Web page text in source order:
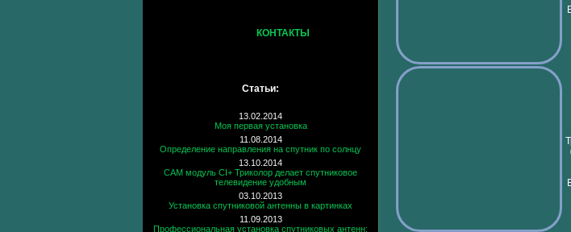
КОНТАКТЫ
Статьи:
13.02.2014
Моя первая установка
11.08.2014
Определение направления на спутник по солнцу
13.10.2014
CAM модуль CI+ Триколор делает спутниковое
телевидение удобным
03.10.2013
Установка спутниковой антенны в картинках
11.09.2013
Профессиональная установка спутниковых антенн: